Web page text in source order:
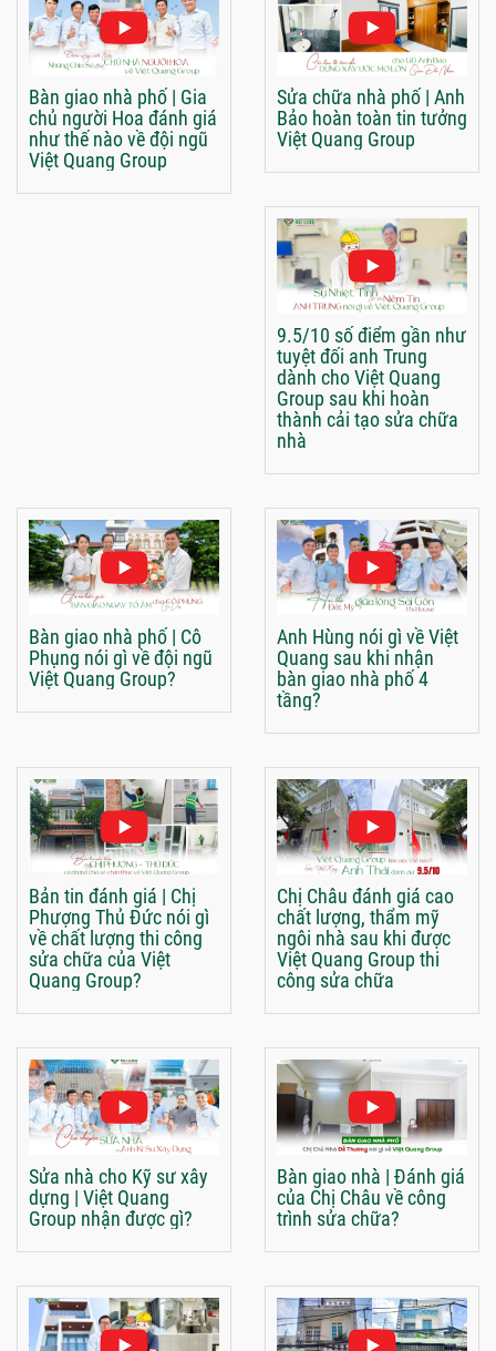
Bàn giao nhà phố | Gia
chủ người Hoa đánh giá
như thế nào về đội ngũ
Việt Quang Group
Sửa chữa nhà phố | Anh
Bảo hoàn toàn tin tưởng
Việt Quang Group
9.5/10 số điểm gần như
tuyệt đối anh Trung
dành cho Việt Quang
Group sau khi hoàn
thành cải tạo sửa chữa
nhà
Bàn giao nhà phố | Cô
Phụng nói gì về đội ngũ
Việt Quang Group?
Anh Hùng nói gì về Việt
Quang sau khi nhận
bàn giao nhà phố 4
tầng?
Bản tin đánh giá | Chị
Phượng Thủ Đức nói gì
về chất lượng thi công
sửa chữa của Việt
Quang Group?
Chị Châu đánh giá cao
chất lượng, thẩm mỹ
ngôi nhà sau khi được
Việt Quang Group thi
công sửa chữa
Sửa nhà cho Kỹ sư xây
dựng | Việt Quang
Group nhận được gì?
Bàn giao nhà | Đánh giá
của Chị Châu về công
trình sửa chữa?